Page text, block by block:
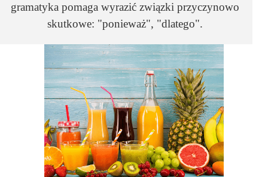
gramatyka pomaga wyrazić związki przyczynowo
skutkowe: "ponieważ", "dlatego".